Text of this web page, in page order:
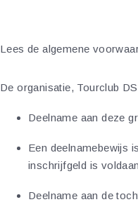
Lees de algemene
De organisatie, Tourclub
Deelname aan deze
Een deelnamebewijs
inschrijfgeld is
Deelname aan de